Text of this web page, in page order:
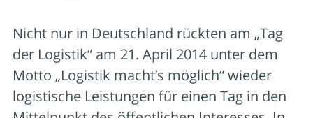
Nicht nur in Deutschland rückten am „Tag
der Logistik“ am 21. April 2014 unter dem
Motto „Logistik macht’s möglich“ wieder
logistische Leistungen für einen Tag in den